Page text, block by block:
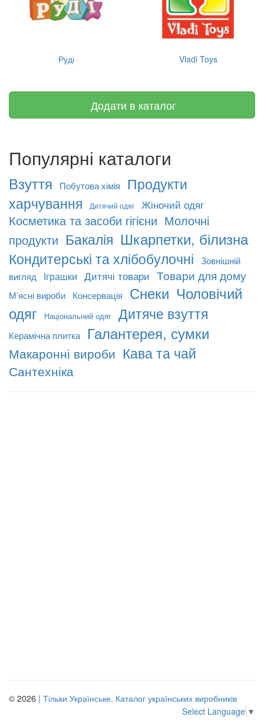
Руді Vladi Toys
Додати в каталог
Популярні каталоги
Взуття Побутова хімія
Продукти
харчування
Дитячий одяг Жіночий одяг
Косметика та засоби гігієни Молочні
продукти Бакалія Шкарпетки, білизна
Кондитерські та хлібобулочні
Зовнішній
вигляд
Іграшки Дитячі товари Товари для дому
М’ясні вироби Консервація Снеки Чоловічий
одяг
Національний одяг Дитяче взуття
Керамічна плитка Галантерея, сумки
Макаронні вироби Кава та чай
Сантехніка
© 2026 | Тільки Українське. Каталог українських виробників
Select Language ▼